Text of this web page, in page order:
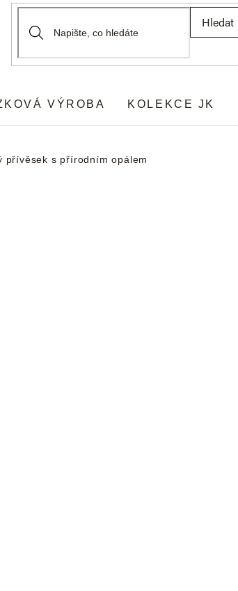
Hledat
VÝROBA KOLEKCE JK
přívěsek s přírodním opálem